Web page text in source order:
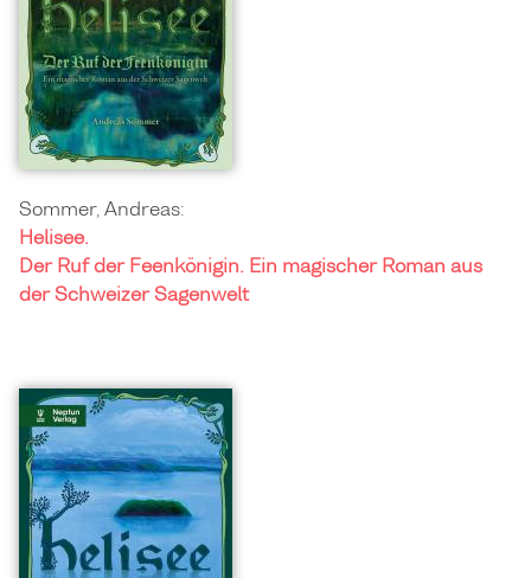
Sommer, Andreas:
Helisee.
Der Ruf der Feenkönigin. Ein magischer Roman aus
der Schweizer Sagenwelt